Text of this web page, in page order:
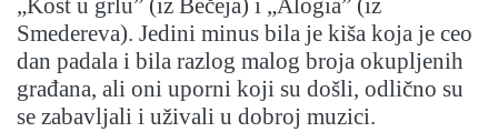
„Kost u grlu” (iz Bečeja) i „Alogia” (iz
Smedereva). Jedini minus bila je kiša koja je ceo
dan padala i bila razlog malog broja okupljenih
građana, ali oni uporni koji su došli, odlično su
se zabavljali i uživali u dobroj muzici.